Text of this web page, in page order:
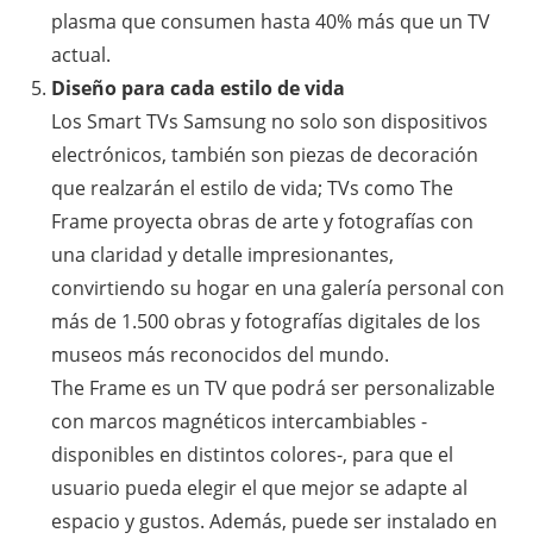
plasma que consumen hasta 40% más que un TV
actual.
Diseño para cada estilo de vida
Los Smart TVs Samsung no solo son dispositivos
electrónicos, también son piezas de decoración
que realzarán el estilo de vida; TVs como The
Frame proyecta obras de arte y fotografías con
una claridad y detalle impresionantes,
convirtiendo su hogar en una galería personal con
más de 1.500 obras y fotografías digitales de los
museos más reconocidos del mundo.
The Frame es un TV que podrá ser personalizable
con marcos magnéticos intercambiables -
disponibles en distintos colores-, para que el
usuario pueda elegir el que mejor se adapte al
espacio y gustos. Además, puede ser instalado en